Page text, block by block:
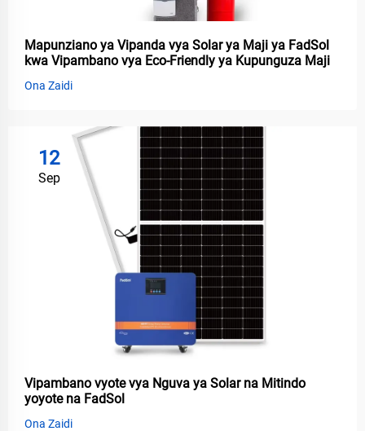
Mapunziano ya Vipanda vya Solar ya Maji ya FadSol
kwa Vipambano vya Eco-Friendly ya Kupunguza Maji
Ona Zaidi
12
Sep
Vipambano vyote vya Nguva ya Solar na Mitindo
yoyote na FadSol
Ona Zaidi